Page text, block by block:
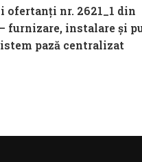
nr. 2621_1 din
furnizare, instalare și
pază centralizat